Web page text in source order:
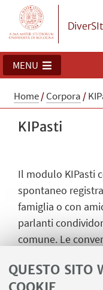
QUESTO SITO
MENU
Home/Corpora /
KIPasti
Il modulo KIPasti
spontaneo
famiglia o con
parlanti
comune. Le
differenziati per